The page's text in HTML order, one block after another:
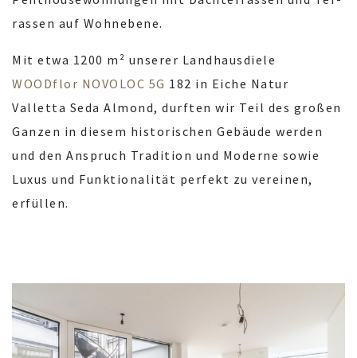
ras­sen auf Woh­ne­be­ne.
Mit etwa 1200 m² unserer Landhausdiele
WOODflor NOVOLOC 5G 182 in Eiche Natur
Valletta Seda Almond, durften wir Teil des großen
Ganzen in diesem historischen Gebäude werden
und den Anspruch Tradition und Moderne sowie
Luxus und Funktionalität perfekt zu vereinen,
erfüllen.